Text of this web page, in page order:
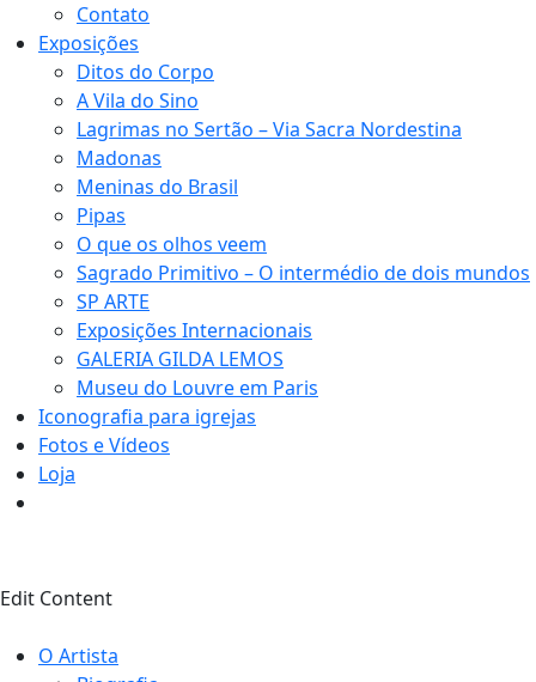
Contato
Exposições
Ditos do Corpo
A Vila do Sino
Lagrimas no Sertão – Via Sacra Nordestina
Madonas
Meninas do Brasil
Pipas
O que os olhos veem
Sagrado Primitivo – O intermédio de dois mundos
SP ARTE
Exposições Internacionais
GALERIA GILDA LEMOS
Museu do Louvre em Paris
Iconografia para igrejas
Fotos e Vídeos
Loja
Edit Content
O Artista